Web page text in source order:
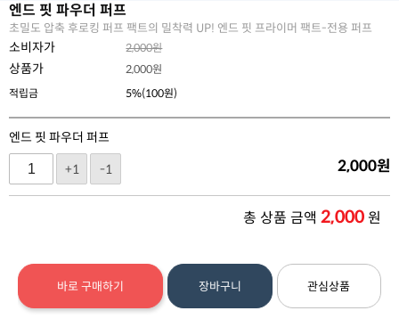
엔드 핏 파우더 퍼프
초밀도 압축 후로킹 퍼프 팩트의 밀착력 UP! 엔드 핏 프라이머 팩트-전용 퍼프
소비자가 2,000원
상품가 2,000원
적립금
5%(100원)
엔드 핏 파우더 퍼프
+1
-1 2,000원
총 상품 금액 2,000원
바로 구매하기 장바구니 관심상품